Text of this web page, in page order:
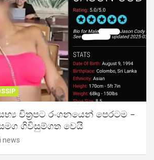
චිත්‍රපට රංගනයෙන් පෙරටම –
ගිවිසුම්ගත වෙයි
news